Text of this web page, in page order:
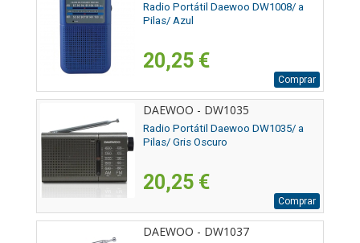
Radio Portátil Daewoo DW1008/ a
Pilas/ Azul
20,25 €
Comprar
DAEWOO - DW1035
Radio Portátil Daewoo DW1035/ a
Pilas/ Gris Oscuro
20,25 €
Comprar
DAEWOO - DW1037